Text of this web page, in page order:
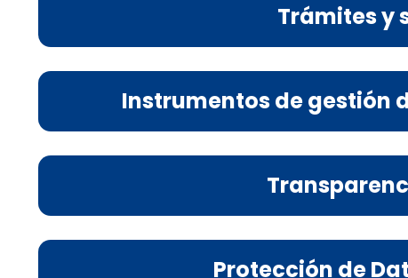
Trámites y
Instrumentos de gestión
Protección de